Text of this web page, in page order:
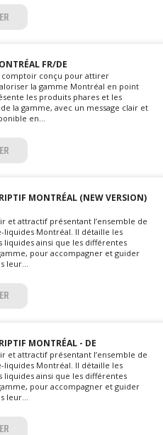
FR/DE
comptoir conçu pour attirer
la gamme Montréal en point
les produits phares et les
la gamme, avec un message clair et
en...
MONTRÉAL (NEW VERSION)
et attractif présentant l’ensemble de
liquides Montréal. Il détaille les
liquides ainsi que les différentes
pour accompagner et guider
leur...
MONTRÉAL - DE
et attractif présentant l’ensemble de
liquides Montréal. Il détaille les
liquides ainsi que les différentes
pour accompagner et guider
leur...